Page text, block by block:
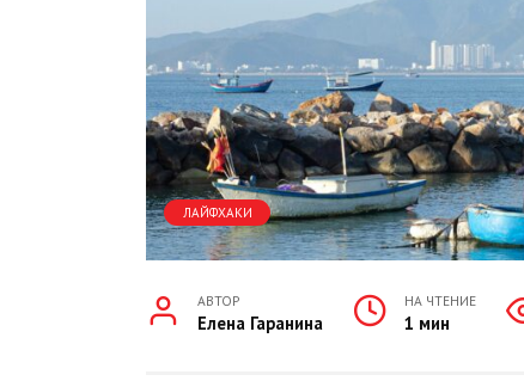
ЛАЙФХАКИ
АВТОР
Елена Гаранина
НА ЧТЕНИЕ
1 мин